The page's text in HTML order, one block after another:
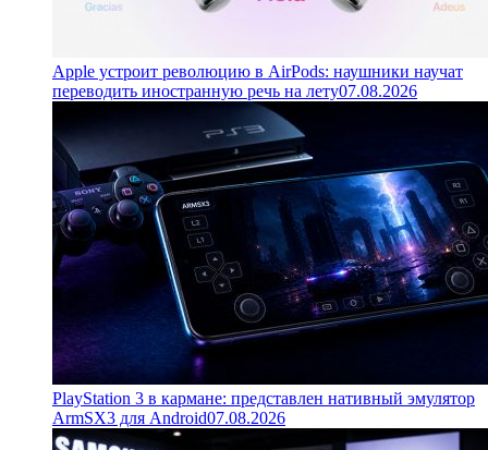
Apple устроит революцию в AirPods: наушники научат
переводить иностранную речь на лету07.08.2026
PlayStation 3 в кармане: представлен нативный эмулятор
ArmSX3 для Android07.08.2026